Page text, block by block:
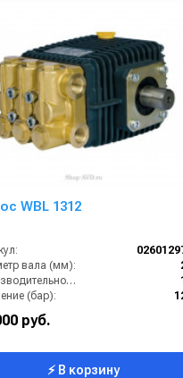
WBL 1312
вала (мм):
Производительность (л/мин):
(бар):
(кВт):
руб.
⚡ В корзину